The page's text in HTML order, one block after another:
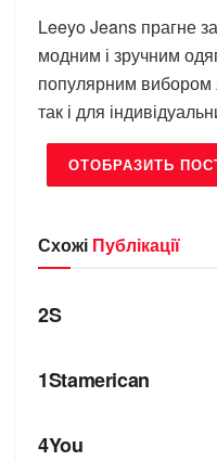
Leeyo Jeans прагне
модним і зручним
популярним вибором
так і для
ОТОБРАЗИТЬ
Схожі Публікації
БРЕНДИ
2S
1Stamerican
4You